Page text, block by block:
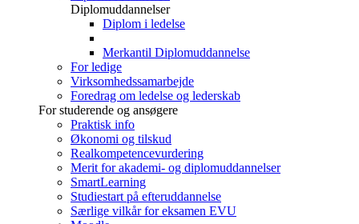
Diplomuddannelser
Diplom i ledelse
Merkantil Diplomuddannelse
For ledige
Virksomhedssamarbejde
Foredrag om ledelse og lederskab
For studerende og ansøgere
Praktisk info
Økonomi og tilskud
Realkompetencevurdering
Merit for akademi- og diplomuddannelser
SmartLearning
Studiestart på efteruddannelse
Særlige vilkår for eksamen EVU